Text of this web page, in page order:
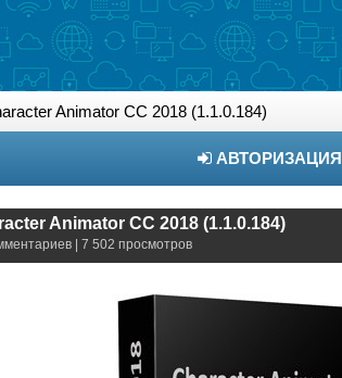
Animator CC 2018 (1.1.0.184)
АВТОРИЗАЦИЯ
Animator CC 2018 (1.1.0.184)
| 7 502 просмотров